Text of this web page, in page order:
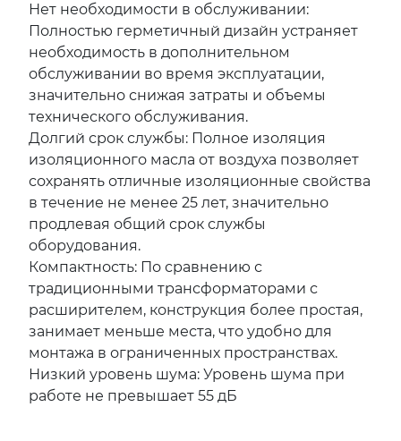
Нет необходимости в обслуживании:
Полностью герметичный дизайн устраняет
необходимость в дополнительном
обслуживании во время эксплуатации,
значительно снижая затраты и объемы
технического обслуживания.
Долгий срок службы: Полное изоляция
изоляционного масла от воздуха позволяет
сохранять отличные изоляционные свойства
в течение не менее 25 лет, значительно
продлевая общий срок службы
оборудования.
Компактность: По сравнению с
традиционными трансформаторами с
расширителем, конструкция более простая,
занимает меньше места, что удобно для
монтажа в ограниченных пространствах.
Низкий уровень шума: Уровень шума при
работе не превышает 55 дБ